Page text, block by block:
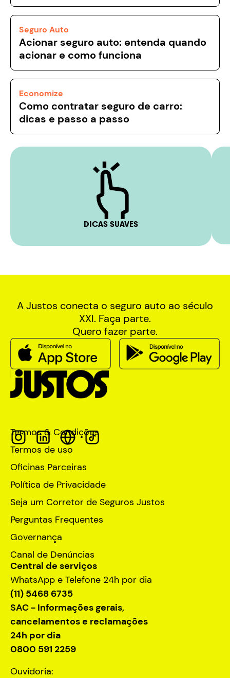
Seguro Auto
Acionar seguro auto: entenda quando
acionar e como funciona
Economize
Como contratar seguro de carro:
dicas e passo a passo
DICAS SUAVES
A Justos conecta o seguro auto ao século
XXI. Faça parte.
Quero fazer parte.
Termos & Condições
Termos de uso
Oficinas Parceiras
Política de Privacidade
Seja um Corretor de Seguros Justos
Perguntas Frequentes
Governança
Canal de Denúncias
Central de serviços
WhatsApp e Telefone 24h por dia
(11) 5468 6735
SAC - Informações gerais,
cancelamentos e reclamações
24h por dia
0800 591 2259
Ouvidoria: